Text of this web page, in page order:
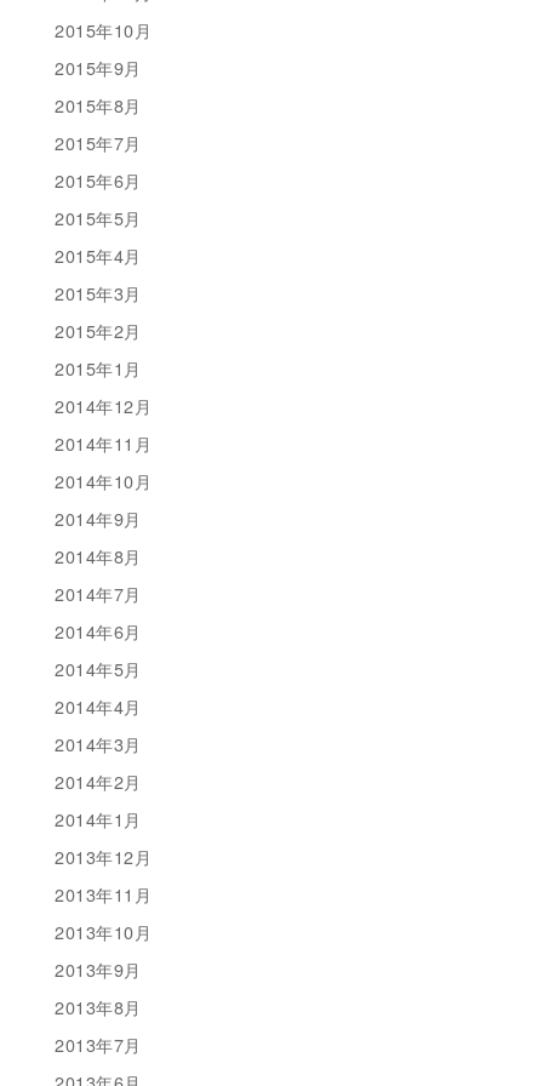
2015年10月
2015年9月
2015年8月
2015年7月
2015年6月
2015年5月
2015年4月
2015年3月
2015年2月
2015年1月
2014年12月
2014年11月
2014年10月
2014年9月
2014年8月
2014年7月
2014年6月
2014年5月
2014年4月
2014年3月
2014年2月
2014年1月
2013年12月
2013年11月
2013年10月
2013年9月
2013年8月
2013年7月